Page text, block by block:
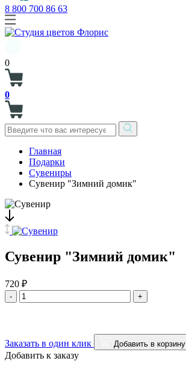
8 800 700 86 63
0
0
Главная
Подарки
Сувениры
Сувенир "Зимний домик"
Сувенир "Зимний домик"
720 ₽
- +
Заказать в один клик Добавить в корзину
Добавить к заказу